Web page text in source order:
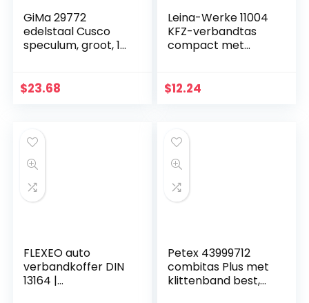
GiMa 29772
edelstaal Cusco
speculum, groot, 1
$23.68
Leina-Werke 11004
KFZ-verbandtas
compact met
$12.24
FLEXEO auto
verbandkoffer DIN
13164 |
Petex 43999712
combitas Plus met
klittenband best,